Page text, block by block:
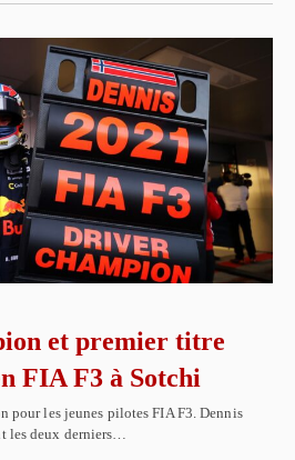
et premier titre
FIA F3 à Sotchi
pour les jeunes pilotes FIA F3. Dennis
les deux derniers…